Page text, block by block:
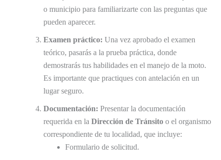
o municipio para familiarizarte con las preguntas que
pueden aparecer.
Examen práctico: Una vez aprobado el examen
teórico, pasarás a la prueba práctica, donde
demostrarás tus habilidades en el manejo de la moto.
Es importante que practiques con antelación en un
lugar seguro.
Documentación: Presentar la documentación
requerida en la Dirección de Tránsito o el organismo
correspondiente de tu localidad, que incluye:
Formulario de solicitud.